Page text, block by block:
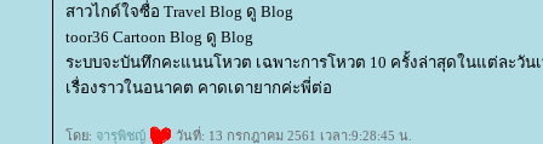
สาวไกด์ใจซื่อ Travel Blog ดู Blog
toor36 Cartoon Blog ดู Blog
ระบบจะบันทึกคะแนนโหวต เฉพาะการโหวต 10 ครั้งล่าสุดในแต่ละวัน
เรื่องราวในอนาคต คาดเดายากค่ะพี่ต่อ
ดย: จารุพิชญ์ วันที่: 13 กรกฎาคม 2561 เวลา:9:28:45 น.